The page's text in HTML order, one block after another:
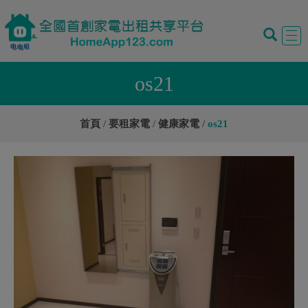
os21
首頁 要租家電 健康家電 os21